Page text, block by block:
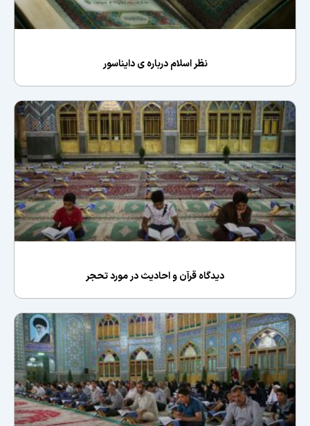
نظر اسلام درباره ی دایناسور
دیدگاه قرآن و احادیث در مورد تحجر